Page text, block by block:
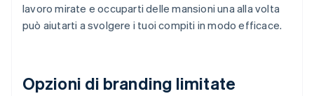
lavoro mirate e occuparti delle mansioni una alla volta
può aiutarti a svolgere i tuoi compiti in modo efficace.
Opzioni di branding limitate